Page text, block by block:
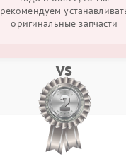
рекомендуем
оригинальные запчасти
vs